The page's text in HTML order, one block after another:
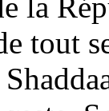
tout